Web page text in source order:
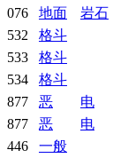
076 地面
岩石
532
格斗
533
格斗
534
格斗
877 恶
电
877 恶
电
446
一般